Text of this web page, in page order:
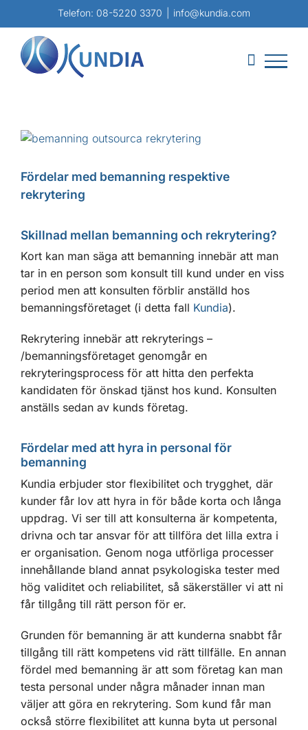
till
innehållet
Telefon: 08-5220 3370 info@kundia.com
Visa
bild
Fördelar med bemanning respektive
rekrytering
Skillnad mellan bemanning och rekrytering?
Kort kan man säga att bemanning innebär att man
tar in en person som konsult till kund under en viss
period men att konsulten förblir anställd hos
bemanningsföretaget (i detta fall Kundia).
Rekrytering innebär att rekryterings –
/bemanningsföretaget genomgår en
rekryteringsprocess för att hitta den perfekta
kandidaten för önskad tjänst hos kund. Konsulten
anställs sedan av kunds företag.
Fördelar med att hyra in personal för
bemanning
Kundia erbjuder stor flexibilitet och trygghet, där
kunder får lov att hyra in för både korta och långa
uppdrag. Vi ser till att konsulterna är kompetenta,
drivna och tar ansvar för att tillföra det lilla extra i
er organisation. Genom noga utförliga processer
innehållande bland annat psykologiska tester med
hög validitet och reliabilitet, så säkerställer vi att ni
får tillgång till rätt person för er.
Grunden för bemanning är att kunderna snabbt får
tillgång till rätt kompetens vid rätt tillfälle. En annan
fördel med bemanning är att som företag kan man
testa personal under några månader innan man
väljer att göra en rekrytering. Som kund får man
också större flexibilitet att kunna byta ut personal